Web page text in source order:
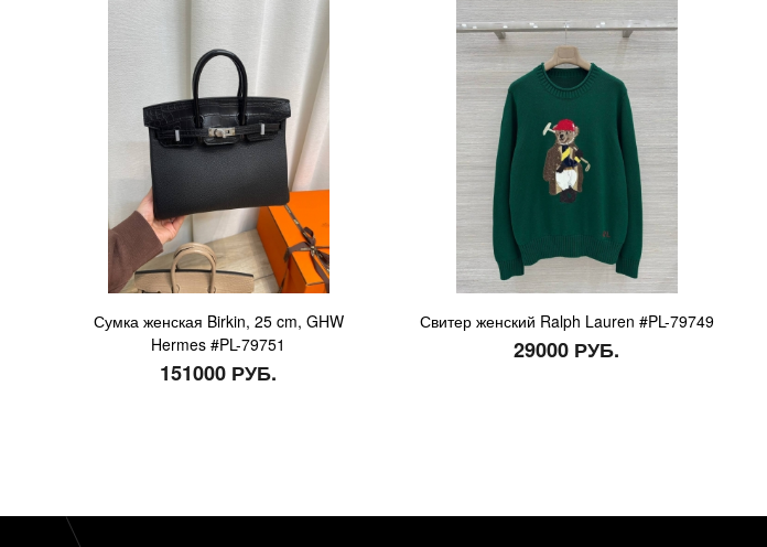
Сумка женская Birkin, 25 cm, GHW
Hermes #PL-79751
151000 РУБ.
Свитер женский Ralph Lauren #PL-79749
29000 РУБ.